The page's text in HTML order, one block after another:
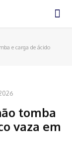
e carga de ácido
tomba
vaza em